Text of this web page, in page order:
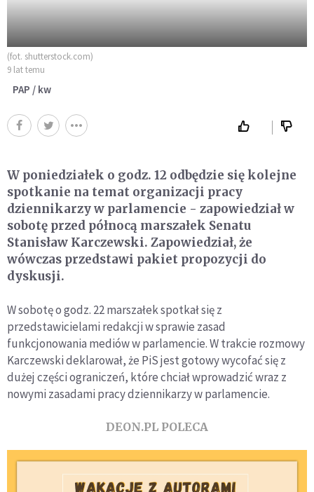
(fot. shutterstock.com)
9 lat temu
PAP / kw
W poniedziałek o godz. 12 odbędzie się kolejne
spotkanie na temat organizacji pracy
dziennikarzy w parlamencie - zapowiedział w
sobotę przed północą marszałek Senatu
Stanisław Karczewski. Zapowiedział, że
wówczas przedstawi pakiet propozycji do
dyskusji.
W sobotę o godz. 22 marszałek spotkał się z
przedstawicielami redakcji w sprawie zasad
funkcjonowania mediów w parlamencie. W trakcie rozmowy
Karczewski deklarował, że PiS jest gotowy wycofać się z
dużej części ograniczeń, które chciał wprowadzić wraz z
nowymi zasadami pracy dziennikarzy w parlamencie.
DEON.PL POLECA